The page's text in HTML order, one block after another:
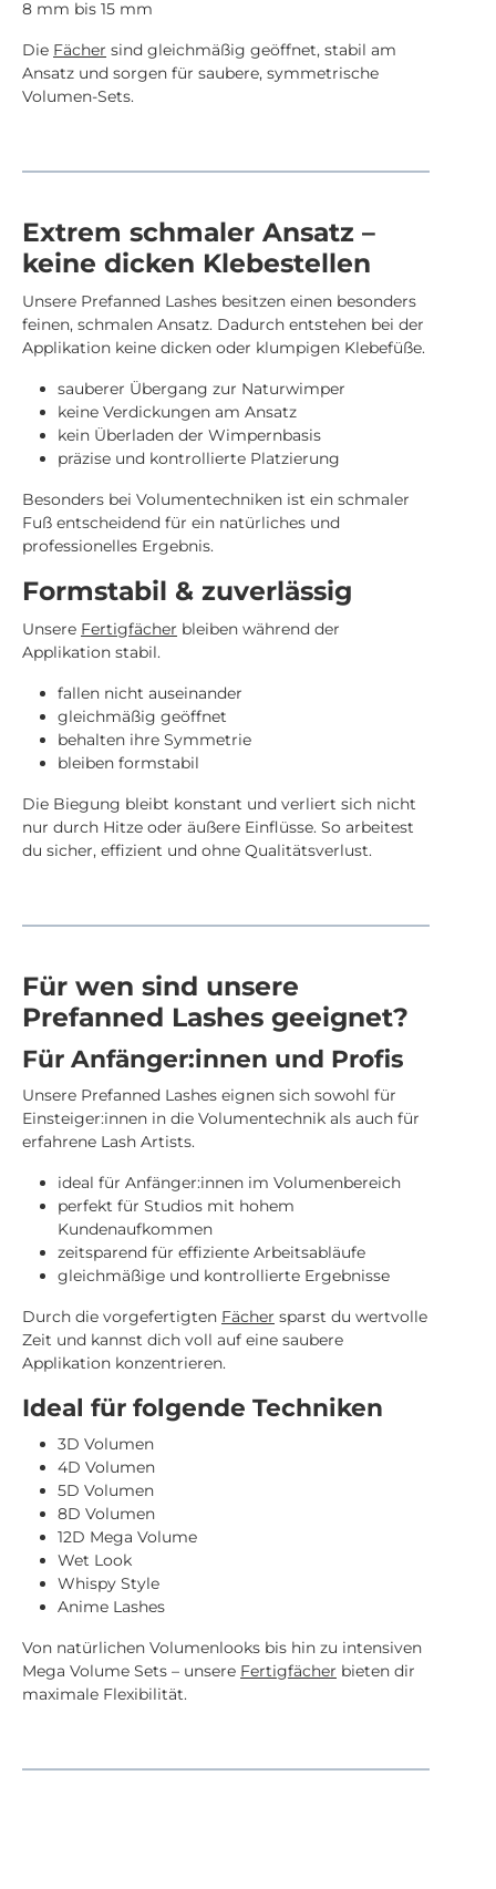
8 mm bis 15 mm
Die Fächer sind gleichmäßig geöffnet, stabil am
Ansatz und sorgen für saubere, symmetrische
Volumen-Sets.
Extrem schmaler Ansatz –
keine dicken Klebestellen
Unsere Prefanned Lashes besitzen einen besonders
feinen, schmalen Ansatz. Dadurch entstehen bei der
Applikation keine dicken oder klumpigen Klebefüße.
sauberer Übergang zur Naturwimper
keine Verdickungen am Ansatz
kein Überladen der Wimpernbasis
präzise und kontrollierte Platzierung
Besonders bei Volumentechniken ist ein schmaler
Fuß entscheidend für ein natürliches und
professionelles Ergebnis.
Formstabil & zuverlässig
Unsere Fertigfächer bleiben während der
Applikation stabil.
fallen nicht auseinander
gleichmäßig geöffnet
behalten ihre Symmetrie
bleiben formstabil
Die Biegung bleibt konstant und verliert sich nicht
nur durch Hitze oder äußere Einflüsse. So arbeitest
du sicher, effizient und ohne Qualitätsverlust.
Für wen sind unsere
Prefanned Lashes geeignet?
Für Anfänger:innen und Profis
Unsere Prefanned Lashes eignen sich sowohl für
Einsteiger:innen in die Volumentechnik als auch für
erfahrene Lash Artists.
ideal für Anfänger:innen im Volumenbereich
perfekt für Studios mit hohem
Kundenaufkommen
zeitsparend für effiziente Arbeitsabläufe
gleichmäßige und kontrollierte Ergebnisse
Durch die vorgefertigten Fächer sparst du wertvolle
Zeit und kannst dich voll auf eine saubere
Applikation konzentrieren.
Ideal für folgende Techniken
3D Volumen
4D Volumen
5D Volumen
8D Volumen
12D Mega Volume
Wet Look
Whispy Style
Anime Lashes
Von natürlichen Volumenlooks bis hin zu intensiven
Mega Volume Sets – unsere Fertigfächer bieten dir
maximale Flexibilität.